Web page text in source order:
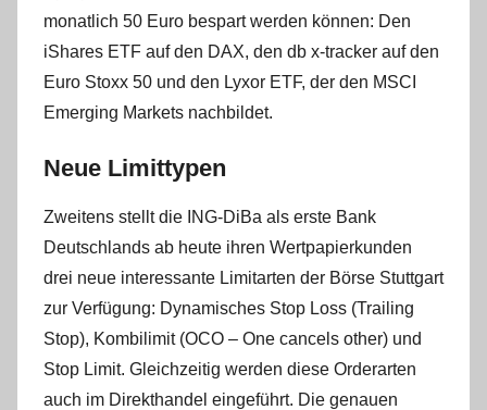
monatlich 50 Euro bespart werden können: Den
iShares ETF auf den DAX, den db x-tracker auf den
Euro Stoxx 50 und den Lyxor ETF, der den MSCI
Emerging Markets nachbildet.
Neue Limittypen
Zweitens stellt die ING-DiBa als erste Bank
Deutschlands ab heute ihren Wertpapierkunden
drei neue interessante Limitarten der Börse Stuttgart
zur Verfügung: Dynamisches Stop Loss (Trailing
Stop), Kombilimit (OCO – One cancels other) und
Stop Limit. Gleichzeitig werden diese Orderarten
auch im Direkthandel eingeführt. Die genauen